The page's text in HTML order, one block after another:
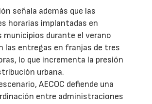
señala además que las
horarias implantadas en
municipios durante el verano
las entregas en franjas de tres
lo que incrementa la presión
urbana.
AECOC defiende una
entre administraciones